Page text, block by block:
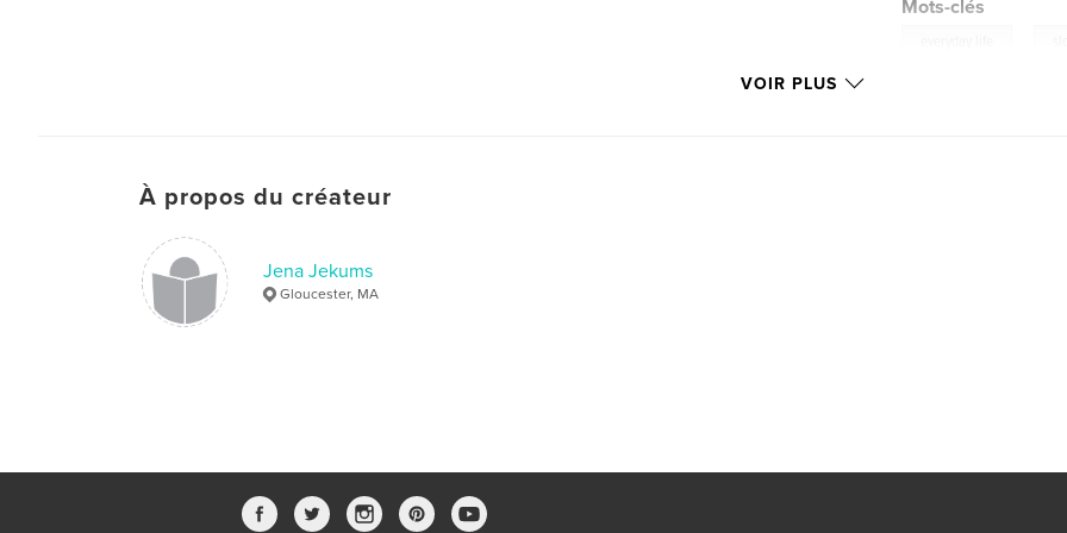
Mots-clés
VOIR PLUS
À propos du créateur
Jena Jekums
Gloucester, MA